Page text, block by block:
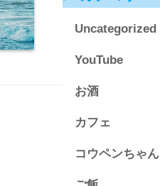
Uncategorized
YouTube
お酒
カフェ
コウペンちゃん